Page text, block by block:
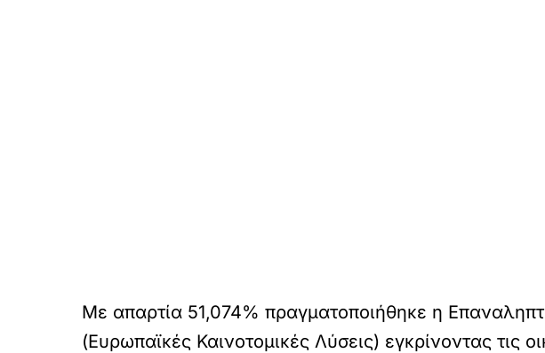
Με απαρτία 51,074% πραγματοποιήθηκε η
(Ευρωπαϊκές Καινοτομικές Λύσεις) εγκρίνοντας τις